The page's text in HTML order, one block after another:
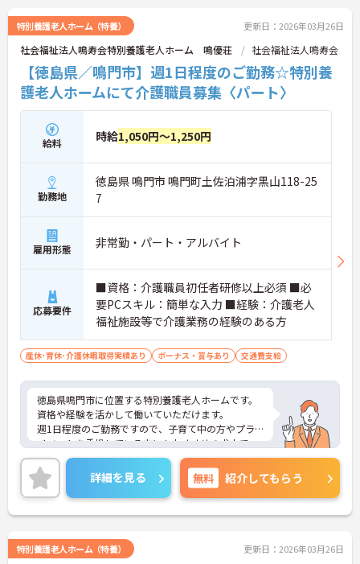
特別養護老人ホーム（特養） 更新日：2026年03月26日
社会福祉法人鳴寿会特別養護老人ホーム 鳴優荘 社会福祉法人鳴寿会
【徳島県／鳴門市】週1日程度のご勤務☆特別養
護老人ホームにて介護職員募集〈パート〉
給料 時給1,050円～1,250円
勤務地
徳島県 鳴門市 鳴門町土佐泊浦字黒山118-25
7
雇用形態 非常勤・パート・アルバイト
応募要件
■資格：介護職員初任者研修以上必須 ■必
要PCスキル：簡単な入力 ■経験：介護老人
福祉施設等で介護業務の経験のある方
産休･育休･介護休暇取得実績あり ボーナス・賞与あり 交通費支給
徳島県鳴門市に位置する特別養護老人ホームです。
資格や経験を活かして働いていただけます。
週1日程度のご勤務ですので、子育て中の方やプラ
イベートを重視している方にもおすすめの求人で
す。
ご興味のある方には、面接対策ポイントなど、さら
に詳細をお話しいたしますのでお気軽にご相談くだ
さい！
詳細を見る 無料 紹介してもらう
特別養護老人ホーム（特養） 更新日：2026年03月26日